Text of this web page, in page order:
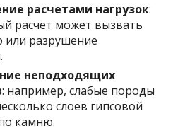
расчетами нагрузок:
расчет может вызвать
разрушение
неподходящих
: например, слабые породы
слоев гипсовой
камню.